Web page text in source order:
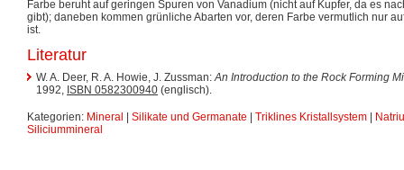
Farbe beruht auf geringen Spuren von Vanadium (nicht auf Kupfer, da es
gibt); daneben kommen grünliche Abarten vor, deren Farbe vermutlich nur
ist.
Literatur
W. A. Deer, R. A. Howie, J. Zussman:An Introduction to the Rock Forming
1992, ISBN 0582300940 (englisch).
Kategorien: Mineral Silikate und Germanate Triklines Kristallsystem
Siliciummineral